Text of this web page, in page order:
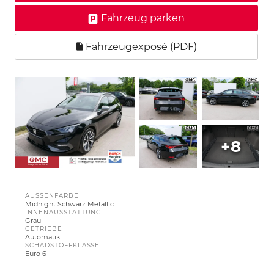
Fahrzeug parken
Fahrzeugexposé (PDF)
+8
AUSSENFARBE
Midnight Schwarz Metallic
INNENAUSSTATTUNG
Grau
GETRIEBE
Automatik
SCHADSTOFFKLASSE
Euro 6